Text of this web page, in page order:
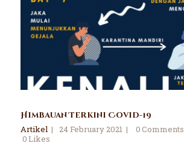
Himbauan Terkini Covid-19
Artikel
24 February 2021 0Comments
0Likes